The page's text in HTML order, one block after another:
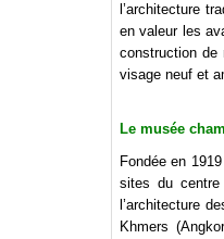
l’architecture
en valeur les
construction de
visage neuf et
Le musée cham
Fondée en
sites du
l’architecture
Khmers